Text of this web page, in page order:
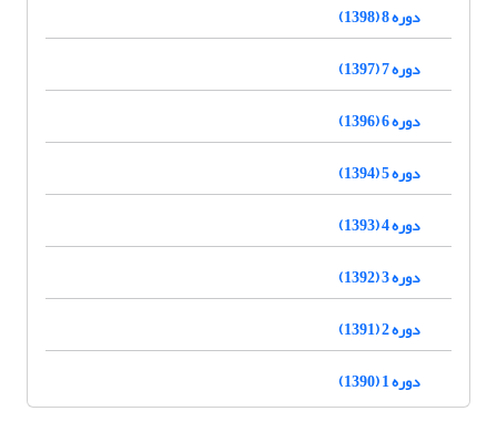
دوره 8 (1398)
دوره 7 (1397)
دوره 6 (1396)
دوره 5 (1394)
دوره 4 (1393)
دوره 3 (1392)
دوره 2 (1391)
دوره 1 (1390)